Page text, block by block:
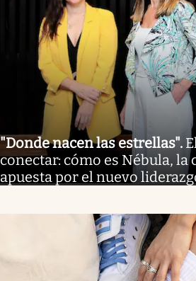
"Donde nacen las estrellas".
conectar: cómo es Nébula, la
apuesta por el nuevo